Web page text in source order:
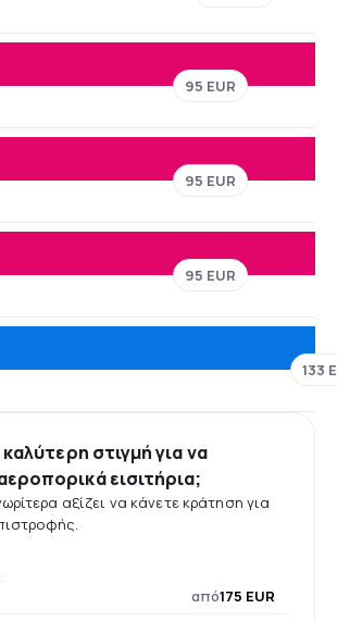
95 EUR
95 EUR
95 EUR
133
καλύτερη στιγμή για να
εισιτήρια;
αξίζει να κάνετε κράτηση για
από175 EUR